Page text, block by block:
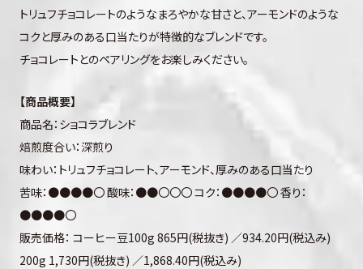
トリュフチョコレートのようなまろやかな甘さと、アーモンドのような
コクと厚みのある口当たりが特徴的なブレンドです。
チョコレートとのペアリングをお楽しみください。
【商品概要】
商品名：ショコラブレンド
焙煎度合い：深煎り
味わい：トリュフチョコレート、アーモンド、厚みのある口当たり
苦味：●●●●〇 酸味：●●〇〇〇 コク：●●●●〇 香り：
●●●●〇
販売価格： コーヒー豆100g 865円(税抜き) ／934.20円(税込み)
200g 1,730円(税抜き) ／1,868.40円(税込み)